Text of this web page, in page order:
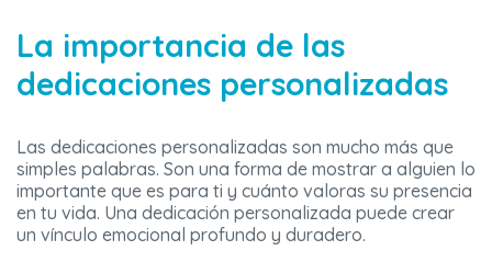
La importancia de las
dedicaciones personalizadas
Las dedicaciones personalizadas son mucho más que
simples palabras. Son una forma de mostrar a alguien lo
importante que es para ti y cuánto valoras su presencia
en tu vida. Una dedicación personalizada puede crear
un vínculo emocional profundo y duradero.